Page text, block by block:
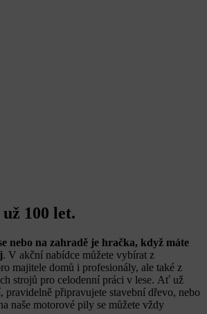
100 let.
nebo na zahradě je hračka, když máte
. V akční nabídce můžete vybírat z
majitele domů i profesionály, ale také z
strojů pro celodenní práci v lese. Ať už
pravidelně připravujete stavební dřevo, nebo
naše motorové pily se můžete vždy